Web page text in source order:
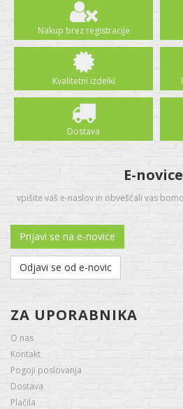
Nakup brez registracije
Kvalitetni izdelki
Dostava
E-novice
vpišite vaš e-naslov in obveščali vas
Prijavi se na e-novice
Odjavi se od e-novic
ZA UPORABNIKA
O nas
Kontakt
Pogoji poslovanja
Dostava
Plačila